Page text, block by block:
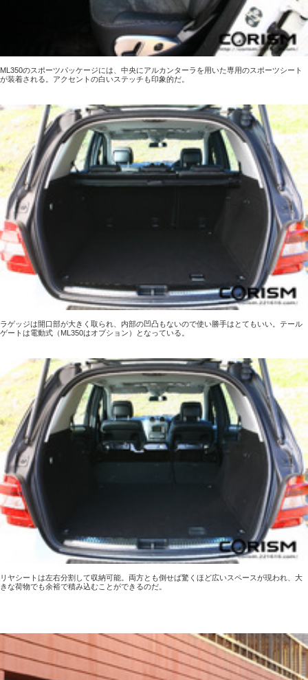
ML350のスポーツパッケージには、中央にアルカンターラを用いた専用のスポーツシート
が装着される。アクセントの白いステッチも印象的だ。
ラゲッジは開口部が大きく取られ、内部の凹凸もないので使い勝手はとてもいい。テール
ゲートは電動式（ML350はオプション）となっている。
リヤシートは左右分割して収納可能。両方とも倒せば驚くほど広いスペースが現われ、大
きな荷物でも余裕で積み込むことができるのだ。